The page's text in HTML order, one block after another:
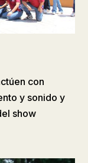
con
y sonido y
show